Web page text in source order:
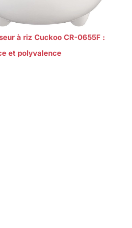
à riz Cuckoo CR-0655F :
et polyvalence